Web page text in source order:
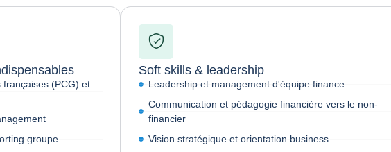
(PCG) et
groupe
Soft skills & leadership
Leadership et management d'équipe finance
Communication et pédagogie financière vers le non-
financier
Vision stratégique et orientation business